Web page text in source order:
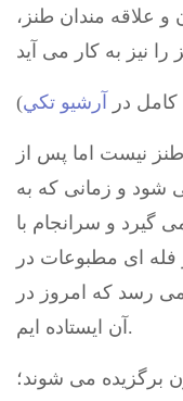
و علاقه مندان طنز،
كامل در آرشيو تكي
نیست اما پس از
شود و زمانی که به
می گیرد و سرانجام با
ای مطبوعات در
می رسد که امروز در
آن ایستاده ایم.
برگزیده می شوند؛